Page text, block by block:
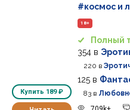
Купить 189 ₽
#космос и
18+
Полный
354 в
220 в
125 в
83 в